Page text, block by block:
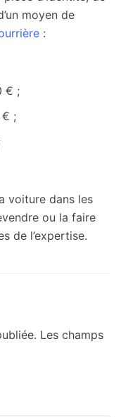
moyen de
:
€ ;
€ ;
voiture dans les
ou la faire
de l’expertise.
Les champs